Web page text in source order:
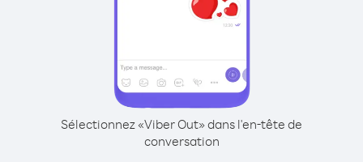
Sélectionnez «Viber Out» dans l'en-tête de
conversation